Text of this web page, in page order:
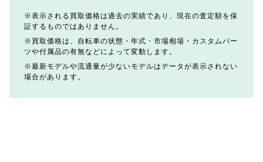
表示される買取価格は過去の実績であり、現在の査定額を保
証するものではありません。
買取価格は、自転車の状態・年式・市場相場・カスタムパー
ツや付属品の有無などによって変動します。
最新モデルや流通量が少ないモデルはデータが表示されない
場合があります。